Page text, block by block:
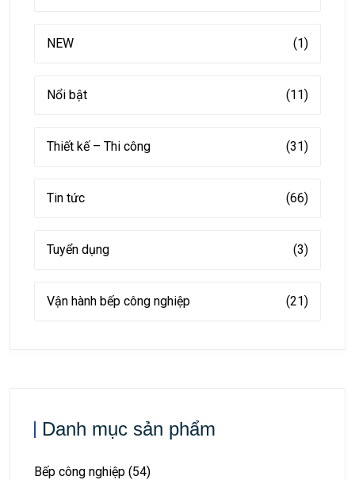
NEW (1)
Nổi bật (11)
Thiết kế – Thi công (31)
Tin tức (66)
Tuyển dụng (3)
Vận hành bếp công nghiệp (21)
Danh mục sản phẩm
Bếp công nghiệp (54)